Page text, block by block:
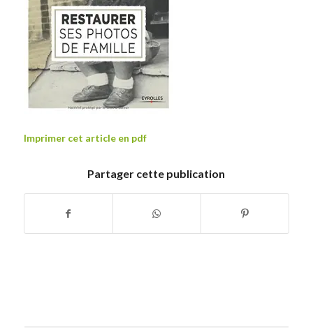
Imprimer cet article en pdf
Partager cette publication